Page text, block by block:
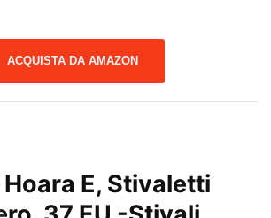
ACQUISTA DA AMAZON
Hoara E, Stivaletti